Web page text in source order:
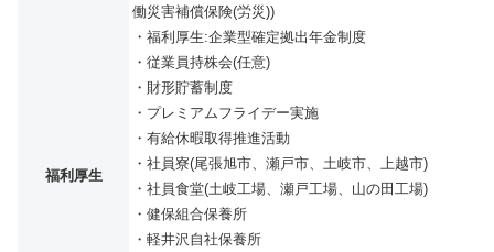
福利厚生
働災害補償保険(労災))
・福利厚生:企業型確定拠出年金制度
・従業員持株会(任意)
・財形貯蓄制度
・プレミアムフライデー実施
・有給休暇取得推進活動
・社員寮(尾張旭市、瀬戸市、土岐市、上越市)
・社員食堂(土岐工場、瀬戸工場、山の田工場)
・健保組合保養所
・軽井沢自社保養所